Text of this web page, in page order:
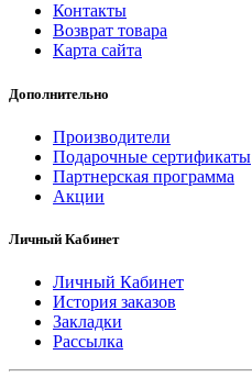
Контакты
Возврат товара
Карта сайта
Дополнительно
Производители
Подарочные сертификаты
Партнерская программа
Акции
Личный Кабинет
Личный Кабинет
История заказов
Закладки
Рассылка